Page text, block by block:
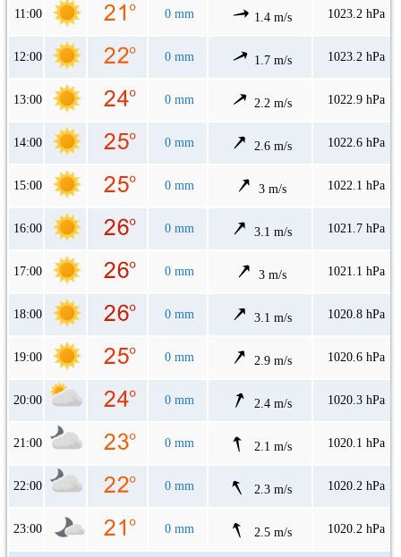
11:00 0 mm 1.4 m/s 1023.2 hPa
12:00 0 mm 1.7 m/s 1023.2 hPa
13:00 0 mm 2.2 m/s 1022.9 hPa
14:00 0 mm 2.6 m/s 1022.6 hPa
15:00 0 mm 3 m/s 1022.1 hPa
16:00 0 mm 3.1 m/s 1021.7 hPa
17:00 0 mm 3 m/s 1021.1 hPa
18:00 0 mm 3.1 m/s 1020.8 hPa
19:00 0 mm 2.9 m/s 1020.6 hPa
20:00 0 mm 2.4 m/s 1020.3 hPa
21:00 0 mm 2.1 m/s 1020.1 hPa
22:00 0 mm 2.3 m/s 1020.2 hPa
23:00 0 mm 2.5 m/s 1020.2 hPa